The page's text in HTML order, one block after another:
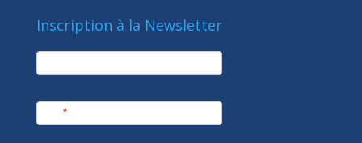
Inscription à la Newsletter
newsletter
*